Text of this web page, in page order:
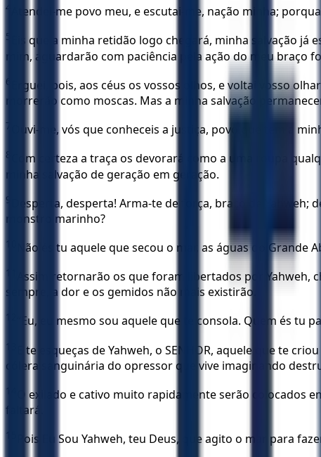
4 Atendei-me povo meu, e escutai-me, nação minha;
5
Eis que a minha retidão logo chegará, minha salvação
mim, aguardarão com paciência pela ação do meu braço
6
Erguei, pois, aos céus os vossos olhos, e voltai vosso
morrerão como moscas. Mas a minha salvação
7 Ouvi-me, vós que conheceis a justiça, povo que tem a
8
Com certeza a traça os devorará como a uma roupa
minha salvação de geração em geração.
9
Desperta, desperta! Arma-te de força, braço de
monstro marinho?
10 Não és tu aquele que secou o mar, as águas do
11
Assim retornarão os que foram libertados por Yahweh,
sempre, a dor e os gemidos não mais existirão.
12 “Eu, eu mesmo sou aquele que te consola. Quem és
13
E te esqueças de Yahweh, o SENHOR, aquele que te
cólera sanguinária do opressor que vive imaginando
14
O exilado e cativo muito rapidamente serão colocados
faltará.
15 Pois Eu Sou Yahweh, teu Deus, que agito o mar para